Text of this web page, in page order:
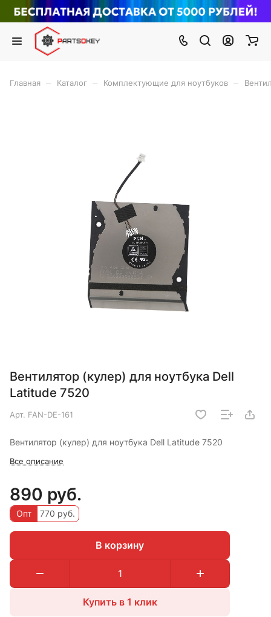
Главная Каталог Комплектующие для ноутбуков
Вентилятор (кулер) для ноутбука Dell
Latitude 7520
Арт. FAN-DE-161
Вентилятор (кулер) для ноутбука Dell Latitude 7520
Все описание
890 руб.
Опт 770 руб.
В корзину
Купить в 1 клик